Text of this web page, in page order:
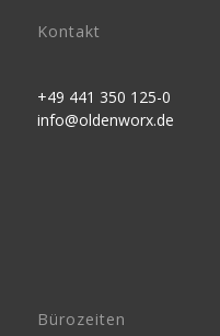
Kontakt
+49 441 350 125-0
info@oldenworx.de
Bürozeiten